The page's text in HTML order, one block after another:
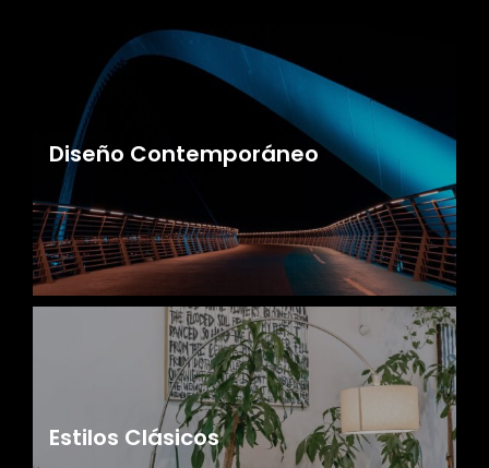
Diseño Contemporáneo
Estilos Clásicos